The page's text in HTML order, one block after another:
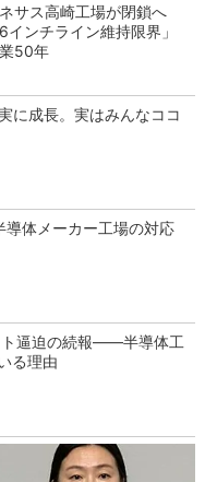
サス高崎工場が閉鎖へ
6インチライン維持限界」
50年
に成長。実はみんなココ
体メーカー工場の対応
ト逼迫の続報――半導体工
る理由